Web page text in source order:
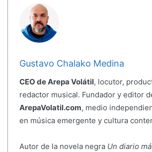
Gustavo Chalako Medina
CEO de Arepa Volátil, locutor,
redactor musical. Fundador y editor
ArepaVolatil.com, medio
en música emergente y cultura
Autor de la novela negra Un diario